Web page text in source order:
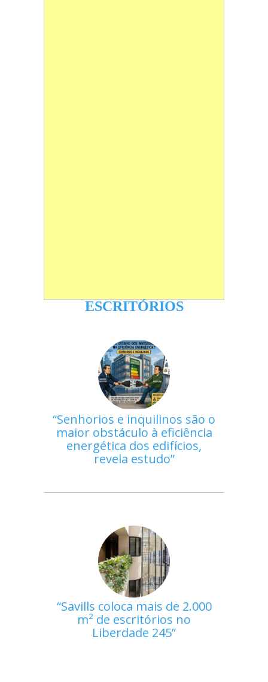
ESCRITÓRIOS
Senhorios e inquilinos são o
maior obstáculo à eficiência
energética dos edifícios,
revela estudo
Savills coloca mais de 2.000
m² de escritórios no
Liberdade 245